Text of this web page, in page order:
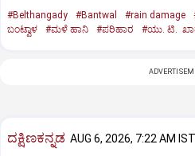
#Belthangady #Bantwal #rain damage
ಬಂಟ್ವಾಳ
#ಮಳೆ ಹಾನಿ #ಪರಿಹಾರ #ಯು. ಟಿ.
ದಕ್ಷಿಣಕನ್ನಡ AUG 6, 2026, 7:22 AM IST